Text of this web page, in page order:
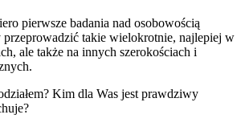
pierwsze badania nad osobowością
przeprowadzić takie wielokrotnie, najlepiej w
ale także na innych szerokościach i
Kim dla Was jest prawdziwy